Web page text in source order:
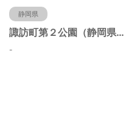
静岡県
諏訪町第２公園（静岡県静岡市）
-